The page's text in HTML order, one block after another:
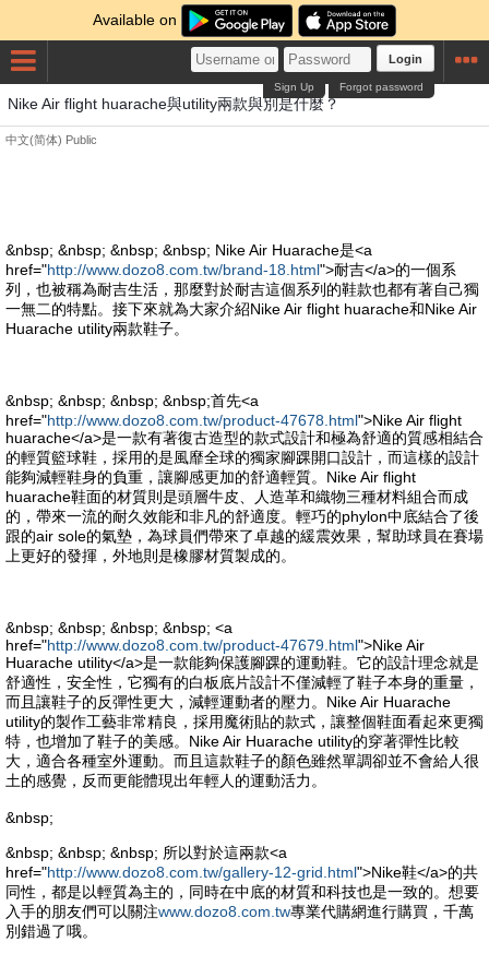
Available on
Login
Forgot password
Sign Up
Nike Air flight huarache與utility兩款與別是什麼？
中文(简体) Public
&nbsp; &nbsp; &nbsp; &nbsp; Nike Air Huarache是<a
href="http://www.dozo8.com.tw/brand-18.html">耐吉</a>的一個系
列，也被稱為耐吉生活，那麼對於耐吉這個系列的鞋款也都有著自己獨
一無二的特點。接下來就為大家介紹Nike Air flight huarache和Nike Air
Huarache utility兩款鞋子。
&nbsp; &nbsp; &nbsp; &nbsp;首先<a
href="http://www.dozo8.com.tw/product-47678.html">Nike Air flight
huarache</a>是一款有著復古造型的款式設計和極為舒適的質感相結合
的輕質籃球鞋，採用的是風靡全球的獨家腳踝開口設計，而這樣的設計
能夠減輕鞋身的負重，讓腳感更加的舒適輕質。Nike Air flight
huarache鞋面的材質則是頭層牛皮、人造革和織物三種材料組合而成
的，帶來一流的耐久效能和非凡的舒適度。輕巧的phylon中底結合了後
跟的air sole的氣墊，為球員們帶來了卓越的緩震效果，幫助球員在賽場
上更好的發揮，外地則是橡膠材質製成的。
&nbsp; &nbsp; &nbsp; &nbsp; <a
href="http://www.dozo8.com.tw/product-47679.html">Nike Air
Huarache utility</a>是一款能夠保護腳踝的運動鞋。它的設計理念就是
舒適性，安全性，它獨有的白板底片設計不僅減輕了鞋子本身的重量，
而且讓鞋子的反彈性更大，減輕運動者的壓力。Nike Air Huarache
utility的製作工藝非常精良，採用魔術貼的款式，讓整個鞋面看起來更獨
特，也增加了鞋子的美感。Nike Air Huarache utility的穿著彈性比較
大，適合各種室外運動。而且這款鞋子的顏色雖然單調卻並不會給人很
土的感覺，反而更能體現出年輕人的運動活力。
&nbsp;
&nbsp; &nbsp; &nbsp; 所以對於這兩款<a
href="http://www.dozo8.com.tw/gallery-12-grid.html">Nike鞋</a>的共
同性，都是以輕質為主的，同時在中底的材質和科技也是一致的。想要
入手的朋友們可以關注www.dozo8.com.tw專業代購網進行購買，千萬
別錯過了哦。